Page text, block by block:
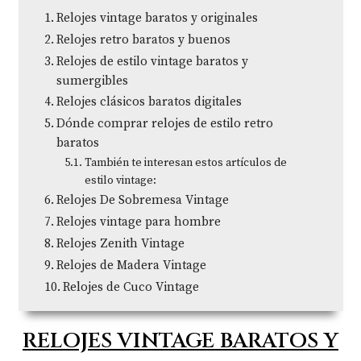
Relojes vintage baratos y originales
Relojes retro baratos y buenos
Relojes de estilo vintage baratos y
sumergibles
Relojes clásicos baratos digitales
Dónde comprar relojes de estilo retro
baratos
También te interesan estos artículos de
estilo vintage:
Relojes De Sobremesa Vintage
Relojes vintage para hombre
Relojes Zenith Vintage
Relojes de Madera Vintage
Relojes de Cuco Vintage
RELOJES VINTAGE BARATOS Y